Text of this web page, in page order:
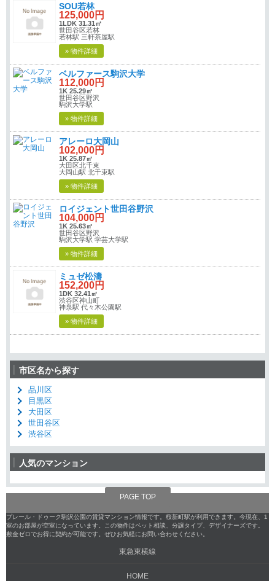
SOU若林
125,000円
1LDK 31.31㎡
世田谷区若林
若林駅 三軒茶屋駅
» 物件詳細
ベルファース駒沢大学
112,000円
1K 25.29㎡
世田谷区野沢
駒沢大学駅
» 物件詳細
アレーロ大岡山
102,000円
1K 25.87㎡
大田区北千束
大岡山駅 北千束駅
» 物件詳細
ロイジェント世田谷野沢
104,000円
1K 25.63㎡
世田谷区野沢
駒沢大学駅 学芸大学駅
» 物件詳細
ミュゼ松濤
152,200円
1DK 32.41㎡
渋谷区神山町
神泉駅 代々木公園駅
» 物件詳細
市区名から探す
品川区
目黒区
大田区
世田谷区
渋谷区
人気のマンション
PAGE TOP
プレール・ドゥーク駒沢公園の賃貸マンション情報です。桜新町駅が利用できます。今現在、1
室のお部屋が空室になっています。この物件はペット相談、分譲タイプ、デザイナーズです。
敷金ゼロでお得に契約が可能です。ぜひお気軽にお問い合わせください。
東急東横線
HOME